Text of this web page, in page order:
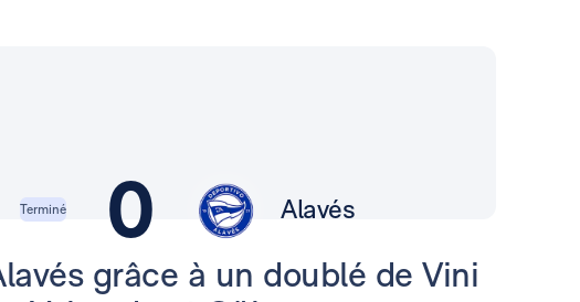
0
Terminé Alavés
grâce à un doublé de Vini